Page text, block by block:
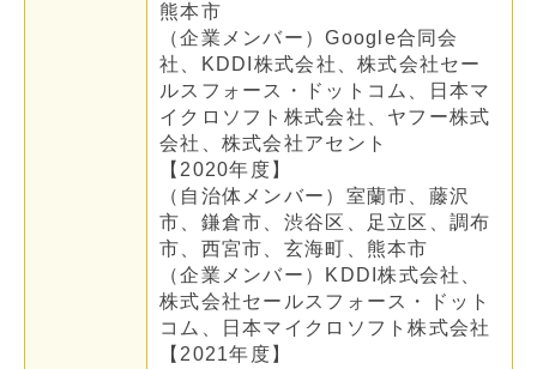
熊本市
（企業メンバー）Google合同会
社、KDDI株式会社、株式会社セー
ルスフォース・ドットコム、日本マ
イクロソフト株式会社、ヤフー株式
会社、株式会社アセント
【2020年度】
（自治体メンバー）室蘭市、藤沢
市、鎌倉市、渋谷区、足立区、調布
市、西宮市、玄海町、熊本市
（企業メンバー）KDDI株式会社、
株式会社セールスフォース・ドット
コム、日本マイクロソフト株式会社
【2021年度】